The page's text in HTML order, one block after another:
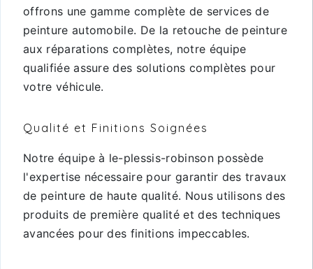
offrons une gamme complète de services de
peinture automobile. De la retouche de peinture
aux réparations complètes, notre équipe
qualifiée assure des solutions complètes pour
votre véhicule.
Qualité et Finitions Soignées
Notre équipe à le-plessis-robinson possède
l'expertise nécessaire pour garantir des travaux
de peinture de haute qualité. Nous utilisons des
produits de première qualité et des techniques
avancées pour des finitions impeccables.